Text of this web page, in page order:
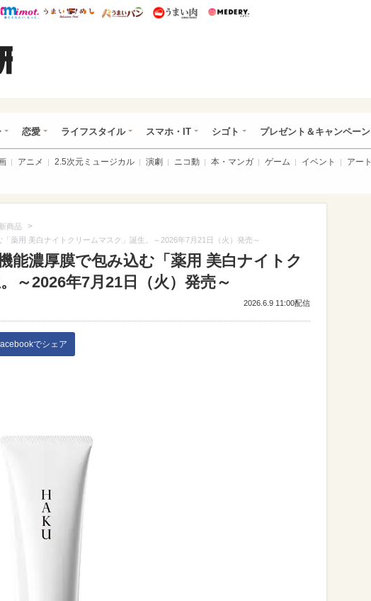
ウレぴあ総研 ディズニー特集
mimot. うまいめし うまいパン うまい肉
恋愛 ライフスタイル スマホ・IT シゴト プレゼント＆キャンペーン
アニメ 2.5次元ミュージカル 演劇 ニコ動 本・マンガ ゲーム イベント アート
新商品 >
薬用 美白ナイトクリームマスク」誕生。～2026年7月21日（火）発売～
能濃厚膜で包み込む「薬用 美白ナイトク
～2026年7月21日（火）発売～
2026.6.9 11:00配信
でシェア